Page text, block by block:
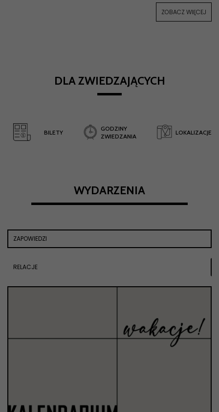
ZOBACZ WIĘCEJ
DLA ZWIEDZAJĄCYCH
BILETY
GODZINY
ZWIEDZANIA
LOKALIZACJE
WYDARZENIA
ZAPOWIEDZI
RELACJE